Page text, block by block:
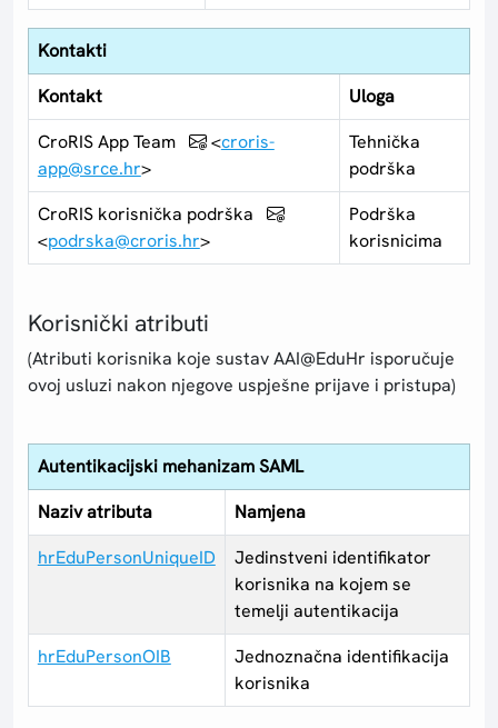
Kontakti
Kontakt
Uloga
CroRIS App Team
<croris-
app@srce.hr>
Tehnička
podrška
CroRIS korisnička podrška
<podrska@croris.hr>
Podrška
korisnicima
Korisnički atributi
(Atributi korisnika koje sustav AAI@EduHr isporučuje
ovoj usluzi nakon njegove uspješne prijave i pristupa)
Autentikacijski mehanizam SAML
Naziv atributa
Namjena
hrEduPersonUniqueID
Jedinstveni identifikator
korisnika na kojem se
temelji autentikacija
hrEduPersonOIB
Jednoznačna identifikacija
korisnika